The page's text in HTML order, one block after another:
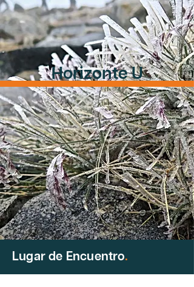
Horizonte U
Lugar de Encuentro.